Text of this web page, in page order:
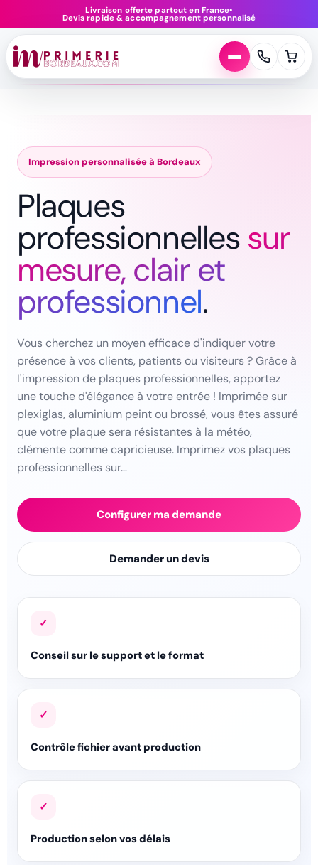
au
contenu
Livraison offerte partout en France•
Devis rapide & accompagnement personnalisé
Impression personnalisée à Bordeaux
Plaques
professionnelles sur
mesure, clair et
professionnel.
Vous cherchez un moyen efficace d'indiquer votre
présence à vos clients, patients ou visiteurs ? Grâce à
l'impression de plaques professionnelles, apportez
une touche d'élégance à votre entrée ! Imprimée sur
plexiglas, aluminium peint ou brossé, vous êtes assuré
que votre plaque sera résistantes à la météo,
clémente comme capricieuse. Imprimez vos plaques
professionnelles sur…
Configurer ma demande
Demander un devis
✓
Conseil sur le support et le format
✓
Contrôle fichier avant production
✓
Production selon vos délais